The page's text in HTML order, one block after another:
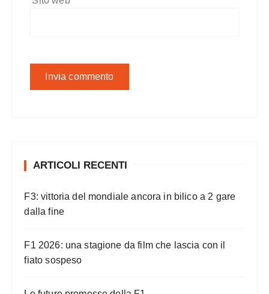
ARTICOLI RECENTI
F3: vittoria del mondiale ancora in bilico a 2 gare
dalla fine
F1 2026: una stagione da film che lascia con il
fiato sospeso